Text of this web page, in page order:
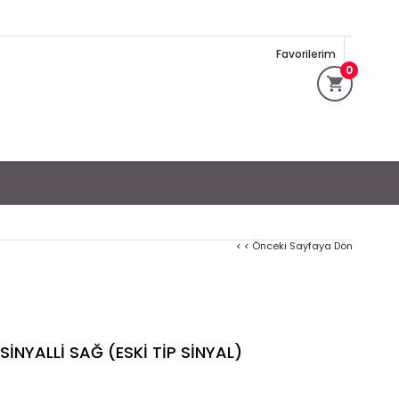
0
Favorilerim
< < Önceki Sayfaya Dön
SAĞ (ESKİ TİP SİNYAL)